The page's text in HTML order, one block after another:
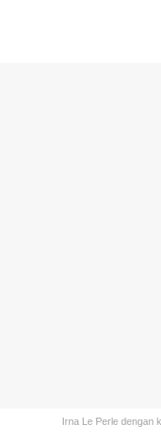
Irna Le Perle dengan